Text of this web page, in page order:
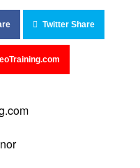
Twitter Share